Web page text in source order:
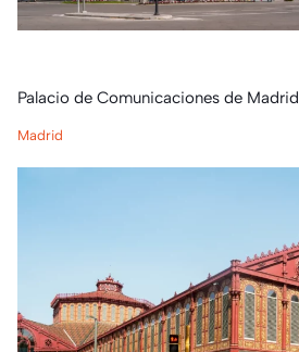
Palacio de Comunicaciones de Madrid
Madrid